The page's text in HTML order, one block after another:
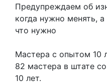
Предупреждаем об
когда нужно менять,
что нужно
Мастера с опытом 10
82 мастера в штате
10 лет.